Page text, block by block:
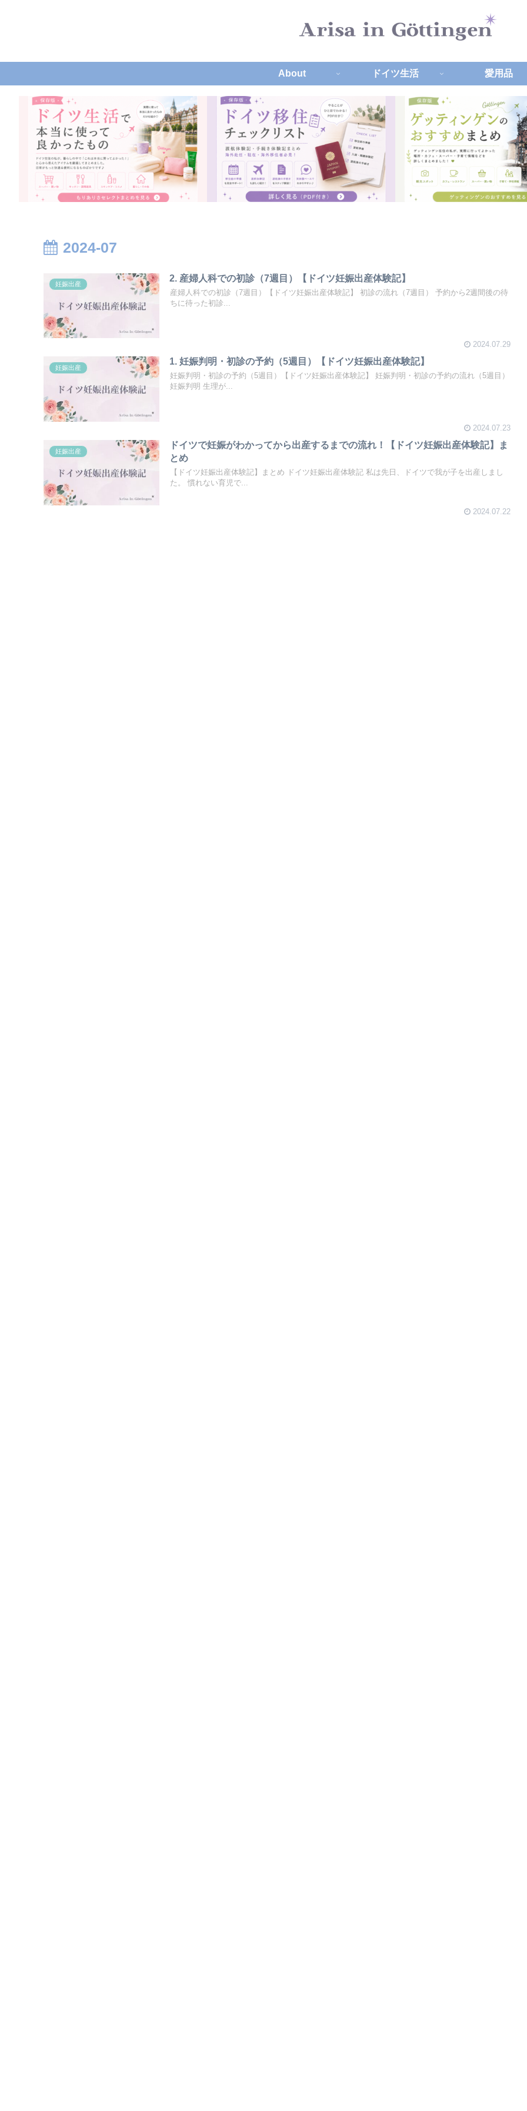
About ドイツ生活 愛用品
2024-07
妊娠出産
2. 産婦人科での初診（7週目）【ドイツ妊娠出産体験記】
産婦人科での初診（7週目）【ドイツ妊娠出産体験記】 初診の流れ（7週目） 予約から2週間後の待
ちに待った初診...
2024.07.29
妊娠出産
1. 妊娠判明・初診の予約（5週目）【ドイツ妊娠出産体験記】
妊娠判明・初診の予約（5週目）【ドイツ妊娠出産体験記】 妊娠判明・初診の予約の流れ（5週目）
妊娠判明 生理が...
2024.07.23
妊娠出産
ドイツで妊娠がわかってから出産するまでの流れ！【ドイツ妊娠出産体験記】ま
とめ
【ドイツ妊娠出産体験記】まとめ ドイツ妊娠出産体験記 私は先日、ドイツで我が子を出産しまし
た。 慣れない育児で...
2024.07.22